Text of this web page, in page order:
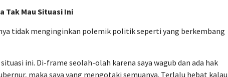
Tak Mau Situasi Ini
tidak menginginkan polemik politik seperti yang berkembang
ini. Di-frame seolah-olah karena saya wagub dan ada hak
maka saya yang mengotaki semuanya. Terlalu hebat kalau